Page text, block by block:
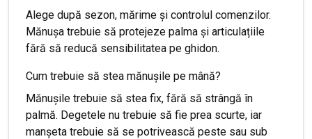
Alege după sezon, mărime și controlul comenzilor.
Mănușa trebuie să protejeze palma și articulațiile
fără să reducă sensibilitatea pe ghidon.
Cum trebuie să stea mănușile pe mână?
Mănușile trebuie să stea fix, fără să strângă în
palmă. Degetele nu trebuie să fie prea scurte, iar
manșeta trebuie să se potrivească peste sau sub